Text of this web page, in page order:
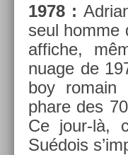
1978 :
seul homme
af­fiche,
nuage de
boy romain
phare des
Ce jour-là,
Suédois